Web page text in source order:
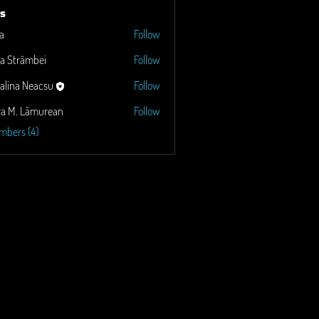
Follow
Strâmbei
Follow
Neacsu
Follow
M. Lămurean
Follow
(4)